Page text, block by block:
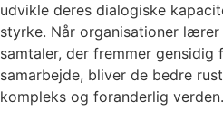
udvikle deres dialogiske
styrke. Når organisationer
samtaler, der fremmer gensidig
samarbejde, bliver de bedre
kompleks og foranderlig verden.